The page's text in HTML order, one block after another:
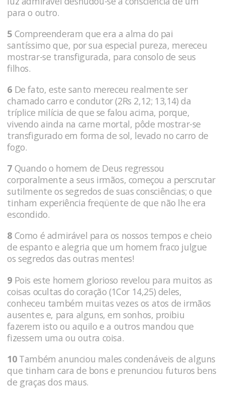
para o outro.
5 Compreenderam que era a alma do pai
santíssimo que, por sua especial pureza, mereceu
mostrar-se transfigurada, para consolo de seus
filhos.
6 De fato, este santo mereceu realmente ser
chamado carro e condutor (2Rs 2,12; 13,14) da
tríplice milícia de que se falou acima, porque,
vivendo ainda na carne mortal, pôde mostrar-se
transfigurado em forma de sol, levado no carro de
fogo.
7 Quando o homem de Deus regressou
corporalmente a seus irmãos, começou a perscrutar
sutilmente os segredos de suas consciências; o que
tinham experiência freqüente de que não lhe era
escondido.
8 Como é admirável para os nossos tempos e cheio
de espanto e alegria que um homem fraco julgue
os segredos das outras mentes!
9 Pois este homem glorioso revelou para muitos as
coisas ocultas do coração (1Cor 14,25) deles,
conheceu também muitas vezes os atos de irmãos
ausentes e, para alguns, em sonhos, proibiu
fazerem isto ou aquilo e a outros mandou que
fizessem uma ou outra coisa.
10Também anunciou males condenáveis de alguns
que tinham cara de bons e prenunciou futuros bens
de graças dos maus.